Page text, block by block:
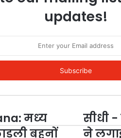
updates!
मध्‍य
बहनों
सीधी -
ने